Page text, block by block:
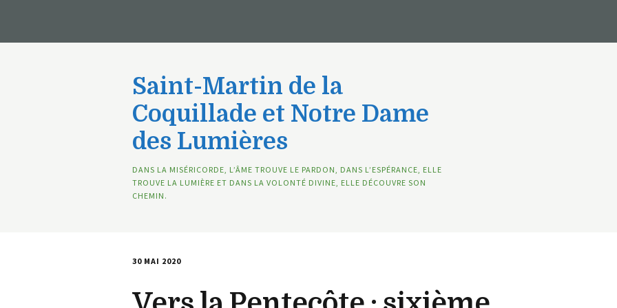
Saint-Martin de la
Coquillade et Notre Dame
des Lumières
DANS LA MISÉRICORDE, L’ÂME TROUVE LE PARDON, DANS L’ESPÉRANCE, ELLE
TROUVE LA LUMIÈRE ET DANS LA VOLONTÉ DIVINE, ELLE DÉCOUVRE SON
CHEMIN.
30 MAI 2020